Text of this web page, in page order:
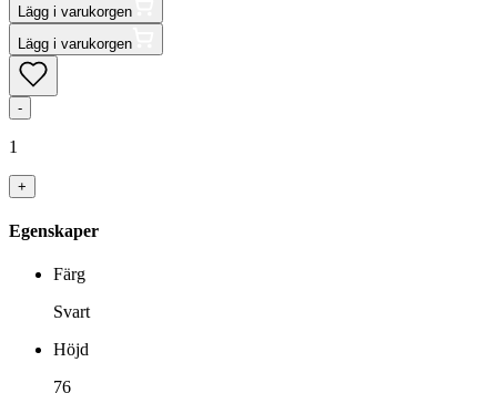
Lägg i varukorgen
Lägg i varukorgen
-
1
+
Egenskaper
Färg
Svart
Höjd
76